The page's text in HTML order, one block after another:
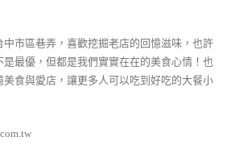
市區巷弄，喜歡挖掘老店的回憶滋味，也許
最優，但都是我們實實在在的美食心情！也
食與愛店，讓更多人可以吃到好吃的大餐小